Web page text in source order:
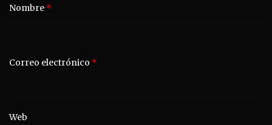
Nombre *
Correo electrónico *
Web